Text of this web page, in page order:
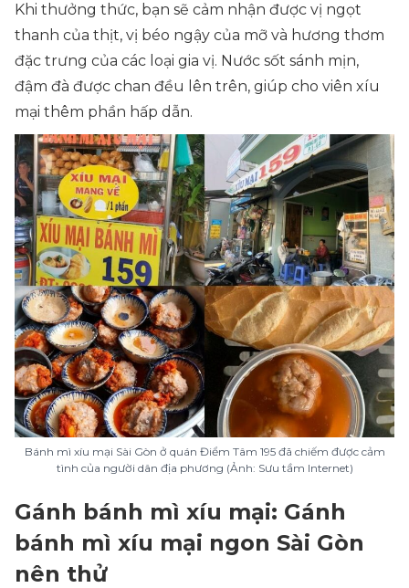
Khi thưởng thức, bạn sẽ cảm nhận được vị ngọt
thanh của thịt, vị béo ngậy của mỡ và hương thơm
đặc trưng của các loại gia vị. Nước sốt sánh mịn,
đậm đà được chan đều lên trên, giúp cho viên xíu
mại thêm phần hấp dẫn.
Bánh mì xíu mại Sài Gòn ở quán Điểm Tâm 195 đã chiếm được cảm
tình của người dân địa phương (Ảnh: Sưu tầm Internet)
Gánh bánh mì xíu mại: Gánh
bánh mì xíu mại ngon Sài Gòn
nên thử